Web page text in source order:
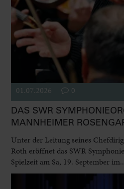
01.07.2026 0
DAS SWR
MANNHEIMER
Unter der Leitung seines
Roth eröffnet das SWR
Spielzeit am Sa, 19. September